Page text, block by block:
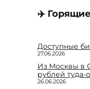
✈️
Доступные
27.06.2026
Из Москвы в
рублей туда-
26.06.2026